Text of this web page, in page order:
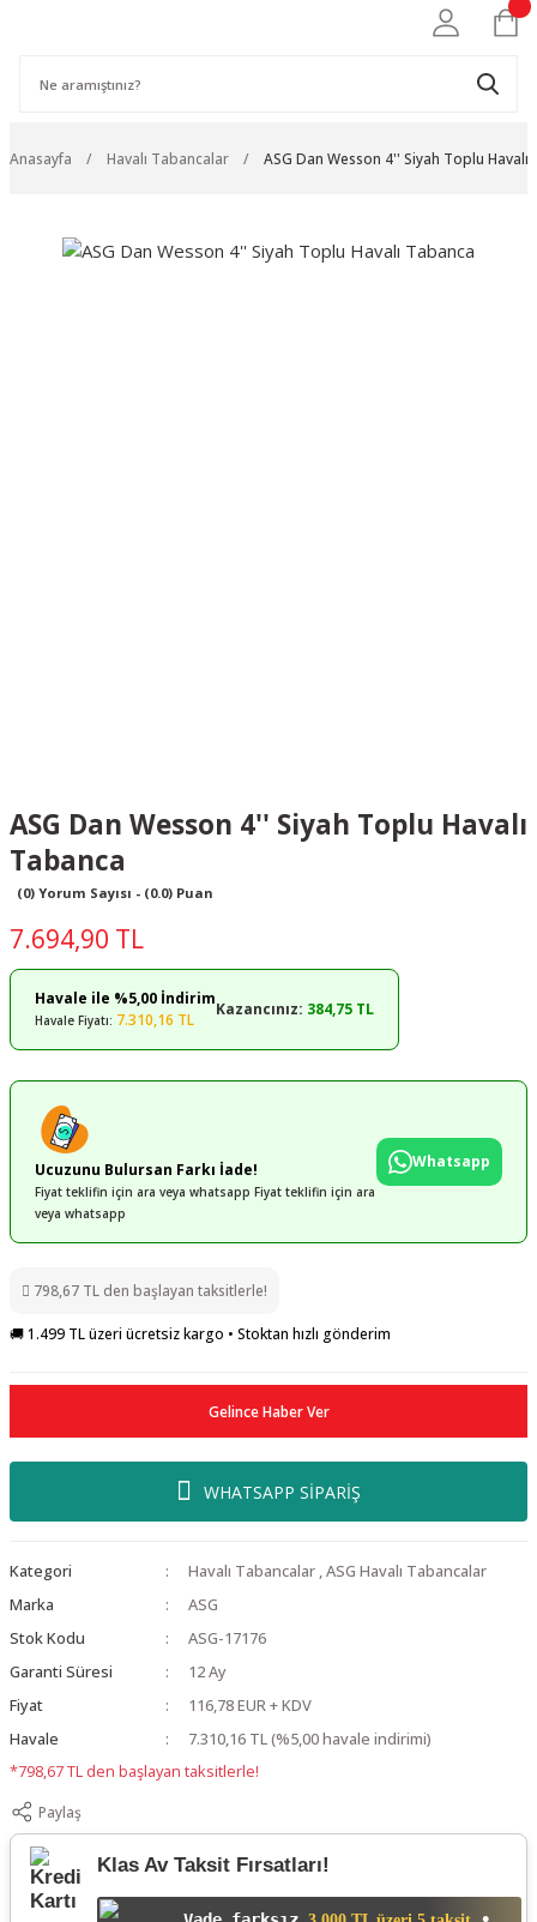
Anasayfa Havalı Tabancalar ASG Dan Wesson 4'' Siyah Toplu Havalı
ASG Dan Wesson 4'' Siyah Toplu Havalı
Tabanca
(0) Yorum Sayısı - (0.0) Puan
7.694,90 TL
Havale ile %5,00 İndirim
Havale Fiyatı: 7.310,16 TL
Kazancınız: 384,75 TL
Ucuzunu Bulursan Farkı İade!
Fiyat teklifin için ara veya whatsapp Fiyat teklifin için ara
veya whatsapp
Whatsapp
798,67 TL den başlayan taksitlerle!
🚚 1.499 TL üzeri ücretsiz kargo • Stoktan hızlı gönderim
Gelince Haber Ver
WHATSAPP SİPARİŞ
Kategori Havalı Tabancalar ,ASG Havalı Tabancalar
Marka
ASG
Stok Kodu
ASG-17176
Garanti Süresi
12 Ay
Fiyat
116,78 EUR + KDV
Havale
7.310,16 TL (%5,00 havale indirimi)
*798,67 TL den başlayan taksitlerle!
Paylaş
Klas Av Taksit Fırsatları!